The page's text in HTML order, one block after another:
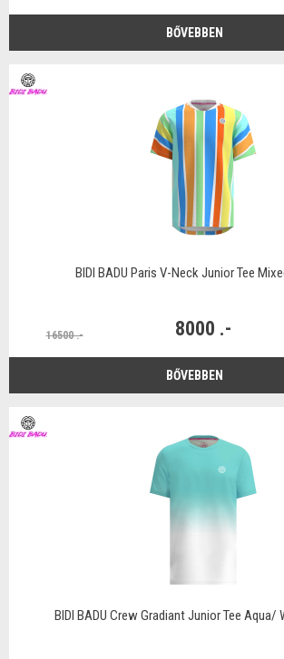
BŐVEBBEN
BIDI BADU Paris V-Neck Junior Tee
16500 .- 8000 .-
BŐVEBBEN
BIDI BADU Crew Gradiant Junior Tee Aqua/